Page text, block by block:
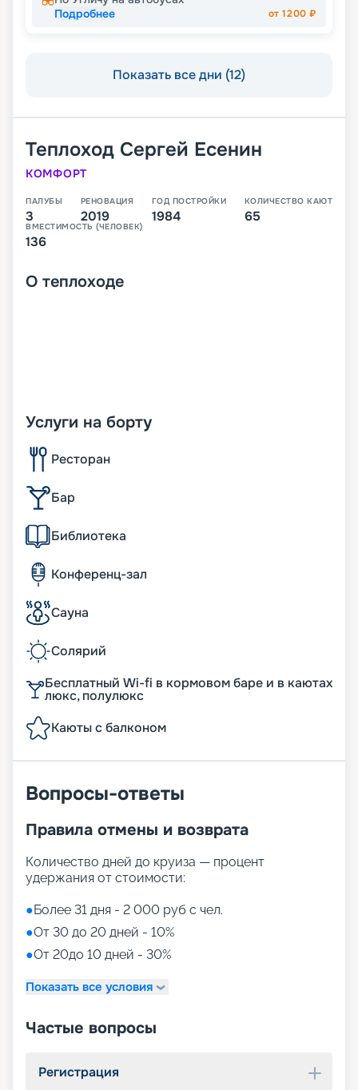
Подробнее
от1200 ₽
Показать все дни (12)
Теплоход Сергей Есенин
КОМФОРТ
ПАЛУБЫ
3
РЕНОВАЦИЯ
2019
ГОД ПОСТРОЙКИ
1984
КОЛИЧЕСТВО КАЮТ
65
ВМЕСТИМОСТЬ (ЧЕЛОВЕК)
136
О теплоходе
Услуги на борту
Ресторан
Бар
Библиотека
Конференц-зал
Сауна
Солярий
Бесплатный Wi-fi в кормовом баре и в каютах
люкс, полулюкс
Каюты с балконом
Вопросы-ответы
Правила отмены и возврата
Количество дней до круиза — процент
удержания от стоимости:
●Более 31 дня - 2 000 руб с чел.
●От 30 до 20 дней - 10%
●От 20до 10 дней - 30%
Показать все условия
Частые вопросы
Регистрация